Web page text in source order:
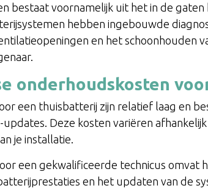
bestaat voornamelijk uit het in de
hebben ingebouwde
en het schoonhouden
onderhoudskosten
een thuisbatterij zijn relatief laag en
Deze kosten variëren
je installatie.
een gekwalificeerde technicus omvat
en het updaten van de